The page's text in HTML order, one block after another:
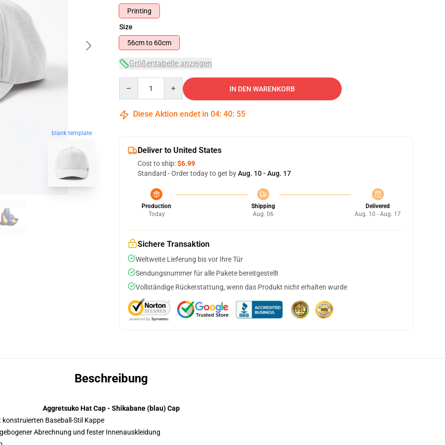
blank template
Printing
Size
56cm to 60cm
Größentabelle anzeigen
IN DEN WARENKORB
Diese Aktion endet in 04: 40: 54
Deliver to United States
Cost to ship:$6.99
Standard - Order today to get byAug. 10 - Aug. 17
Production
Today
Shipping
Aug. 06
Delivered
Aug. 10 - Aug. 17
Sichere Transaktion
Weltweite Lieferung bis vor Ihre Tür
Sendungsnummer für alle Pakete bereitgestellt
Vollständige Rückerstattung, wenn das Produkt nicht erhalten wurde
Beschreibung
Aggretsuko Hat Cap - Shikabane (blau) Cap
konstruierten Baseball-Stil Kappe
Abrechnung und fester Innenauskleidung